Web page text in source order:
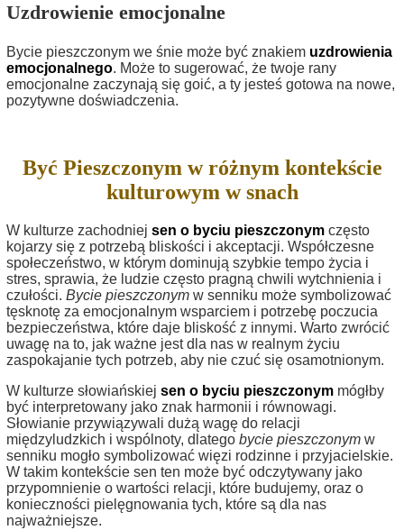
Uzdrowienie emocjonalne
Bycie pieszczonym we śnie może być znakiem uzdrowienia
emocjonalnego. Może to sugerować, że twoje rany
emocjonalne zaczynają się goić, a ty jesteś gotowa na nowe,
pozytywne doświadczenia.
Być Pieszczonym w różnym kontekście
kulturowym w snach
W kulturze zachodniej sen o byciu pieszczonym często
kojarzy się z potrzebą bliskości i akceptacji. Współczesne
społeczeństwo, w którym dominują szybkie tempo życia i
stres, sprawia, że ludzie często pragną chwili wytchnienia i
czułości. Bycie pieszczonym w senniku może symbolizować
tęsknotę za emocjonalnym wsparciem i potrzebę poczucia
bezpieczeństwa, które daje bliskość z innymi. Warto zwrócić
uwagę na to, jak ważne jest dla nas w realnym życiu
zaspokajanie tych potrzeb, aby nie czuć się osamotnionym.
W kulturze słowiańskiej sen o byciu pieszczonym mógłby
być interpretowany jako znak harmonii i równowagi.
Słowianie przywiązywali dużą wagę do relacji
międzyludzkich i wspólnoty, dlatego bycie pieszczonym w
senniku mogło symbolizować więzi rodzinne i przyjacielskie.
W takim kontekście sen ten może być odczytywany jako
przypomnienie o wartości relacji, które budujemy, oraz o
konieczności pielęgnowania tych, które są dla nas
najważniejsze.